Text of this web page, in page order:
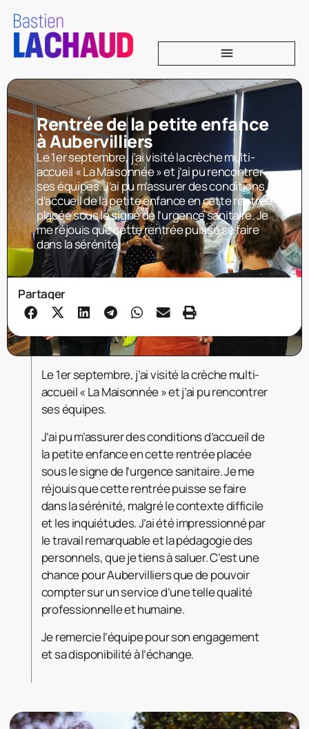
Rentrée de la petite enfance
à Aubervilliers
Le 1er septembre, j’ai visité la crèche multi-
accueil « La Maisonnée » et j’ai pu rencontrer
ses équipes. J’ai pu m’assurer des conditions
d’accueil de la petite enfance en cette rentrée
placée sous le signe de l’urgence sanitaire. Je
me réjouis que cette rentrée puisse se faire
dans la sérénité,
Partager
Le 1er septembre, j’ai visité la crèche multi-
accueil « La Maisonnée » et j’ai pu rencontrer
ses équipes.
J’ai pu m’assurer des conditions d’accueil de
la petite enfance en cette rentrée placée
sous le signe de l’urgence sanitaire. Je me
réjouis que cette rentrée puisse se faire
dans la sérénité, malgré le contexte difficile
et les inquiétudes. J’ai été impressionné par
le travail remarquable et la pédagogie des
personnels, que je tiens à saluer. C’est une
chance pour Aubervilliers que de pouvoir
compter sur un service d’une telle qualité
professionnelle et humaine.
Je remercie l’équipe pour son engagement
et sa disponibilité à l’échange.